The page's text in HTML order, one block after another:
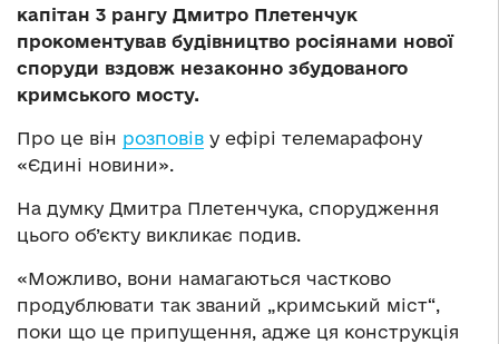
капітан 3 рангу Дмитро Плетенчук
прокоментував будівництво росіянами нової
споруди вздовж незаконно збудованого
кримського мосту.
Про це він розповів у ефірі телемарафону
«Єдині новини».
На думку Дмитра Плетенчука, спорудження
цього об’єкту викликає подив.
«Можливо, вони намагаються частково
продублювати так званий „кримський міст“,
поки що це припущення, адже ця конструкція